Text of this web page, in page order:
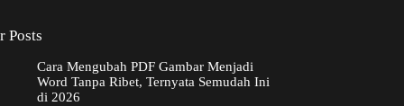
Posts
Cara Mengubah PDF Gambar Menjadi
Word Tanpa Ribet, Ternyata Semudah Ini
di 2026